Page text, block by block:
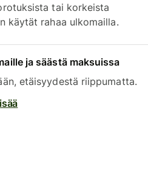
tai korkeista
käytät rahaa ulkomailla.
ja säästä maksuissa
etäisyydestä riippumatta.